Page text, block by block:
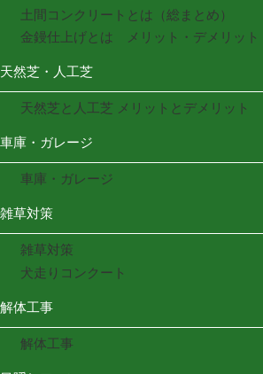
土間コンクリートとは（総まとめ）
金鏝仕上げとは メリット・デメリット
天然芝・人工芝
天然芝と人工芝 メリットとデメリット
車庫・ガレージ
車庫・ガレージ
雑草対策
雑草対策
犬走りコンクート
解体工事
解体工事